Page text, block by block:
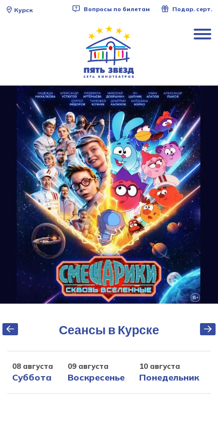
Курск Вопросы по билетам Подар. серт.
Сеансы в Курске
08 августа
Суббота
09 августа
Воскресенье
10 августа
Понедельник